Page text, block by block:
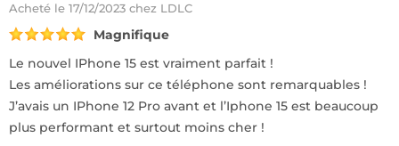
Acheté le 17/12/2023 chez LDLC
Magnifique
Le nouvel IPhone 15 est vraiment parfait !
Les améliorations sur ce téléphone sont remarquables !
J’avais un IPhone 12 Pro avant et l’Iphone 15 est beaucoup
plus performant et surtout moins cher !